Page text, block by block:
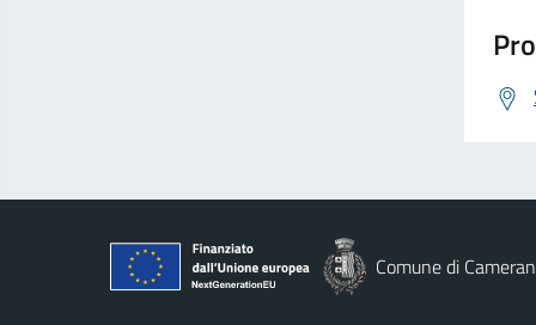
Comune di